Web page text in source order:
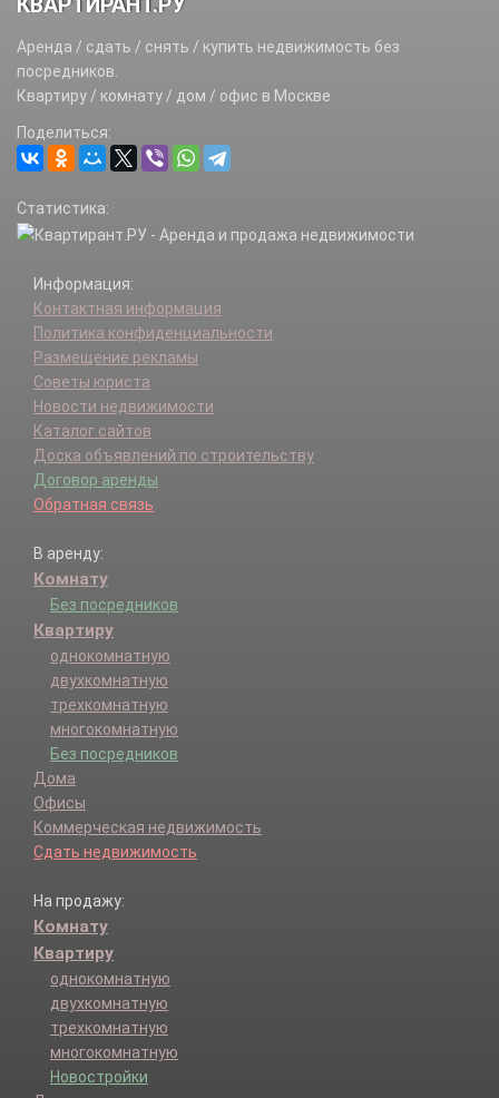
Львово д.
Никольское с.
Новогромово д.
Покровское с.
Сахарово д.
Свитино с.
СНТ Тринити-Сад (Вороновское с/п) тер.
Троица д.
Юдановка д.
Юрьевка д.
Ясенки д.
КВАРТИРАНТ.РУ
Аренда / сдать / снять / купить недвижимость без
посредников.
Квартиру / комнату / дом / офис в Москве
Поделиться:
Статистика:
Информация:
Контактная информация
Политика конфиденциальности
Размещение рекламы
Советы юриста
Новости недвижимости
Каталог сайтов
Доска объявлений по строительству
Договор аренды
Обратная связь
В аренду:
Комнату
Без посредников
Квартиру
однокомнатную
двухкомнатную
трехкомнатную
многокомнатную
Без посредников
Дома
Офисы
Коммерческая недвижимость
Сдать недвижимость
На продажу:
Комнату
Квартиру
однокомнатную
двухкомнатную
трехкомнатную
многокомнатную
Новостройки